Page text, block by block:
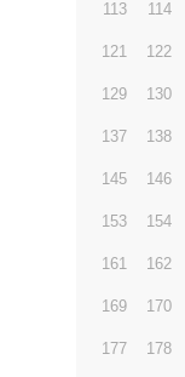
113 114
121 122
129 130
137 138
145 146
153 154
161 162
169 170
177 178